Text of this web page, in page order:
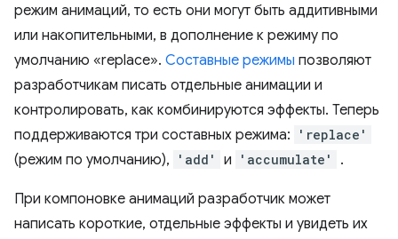
режим анимаций, то есть они могут быть аддитивными
или накопительными, в дополнение к режиму по
умолчанию «replace». Составные режимы позволяют
разработчикам писать отдельные анимации и
контролировать, как комбинируются эффекты. Теперь
поддерживаются три составных режима:
'replace'
(режим по умолчанию), 'add' и 'accumulate' .
При компоновке анимаций разработчик может
написать короткие, отдельные эффекты и увидеть их